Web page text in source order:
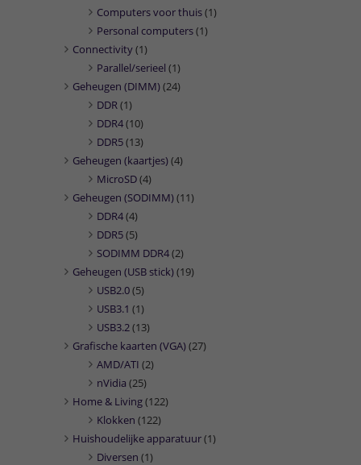
Computers voor thuis(1)
Personal computers(1)
Connectivity(1)
Parallel/serieel (1)
Geheugen (DIMM)(24)
DDR(1)
DDR4(10)
DDR5(13)
Geheugen (kaartjes)(4)
MicroSD(4)
Geheugen (SODIMM)(11)
DDR4(4)
DDR5(5)
SODIMM DDR4(2)
Geheugen (USB stick)(19)
USB2.0(5)
USB3.1 (1)
USB3.2(13)
Grafische kaarten (VGA)(27)
AMD/ATI (2)
nVidia (25)
Home & Living(122)
Klokken (122)
Huishoudelijke apparatuur(1)
Diversen (1)